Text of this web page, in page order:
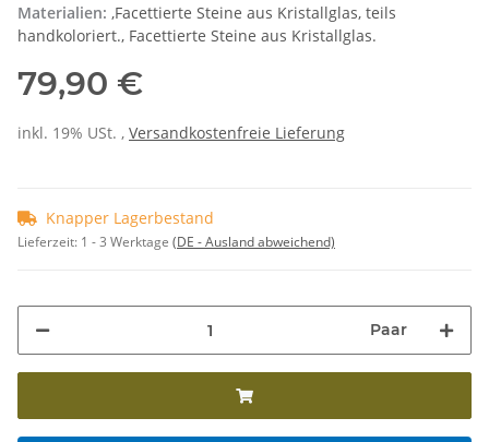
Materialien: ,Facettierte Steine aus Kristallglas, teils
handkoloriert., Facettierte Steine aus Kristallglas.
79,90 €
inkl. 19% USt. , Versandkostenfreie Lieferung
Knapper Lagerbestand
Lieferzeit: 1 - 3 Werktage (DE - Ausland abweichend)
Paar